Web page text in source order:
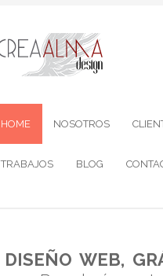
HOME NOSOTROS
TRABAJOS BLOG
DISEÑO WEB,